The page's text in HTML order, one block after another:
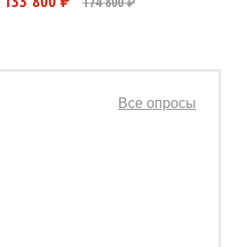
Все опросы